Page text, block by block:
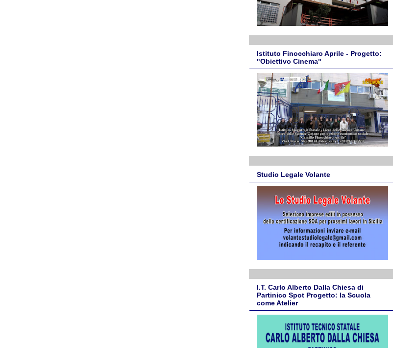
Istituto Finocchiaro Aprile - Progetto:
"Obiettivo Cinema"
Studio Legale Volante
I.T. Carlo Alberto Dalla Chiesa di
Partinico Spot Progetto: la Scuola
come Atelier